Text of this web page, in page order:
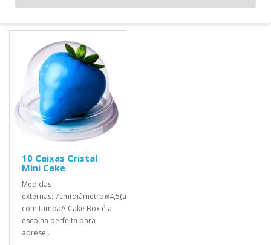
10 Caixas Cristal
Mini Cake
Medidas
externas: 7cm(diâmetro)x4,5(altura
com tampaA Cake Box é a
escolha perfeita para
aprese..